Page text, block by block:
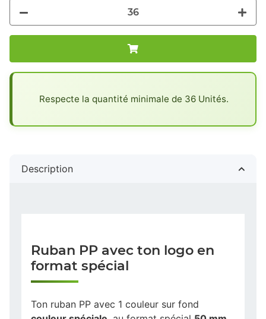
Respecte la quantité minimale de 36 Unités.
Description
Ruban PP avec ton logo en
format spécial
Ton ruban PP avec 1 couleur sur fond